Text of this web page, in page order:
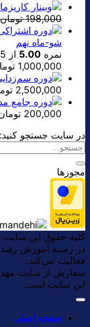
198,000 تومان
شو-ماه نهم
نمره 5.00 از 5
1,000,000
2,500,000
200,000
در سایت جستجو کنید:
مجوزها
کلیه حقوق این سایت
در زمینه آموزش
فعالیت می‌کند.
سفارش از سایت
این سایت است.
صفحه اصلی